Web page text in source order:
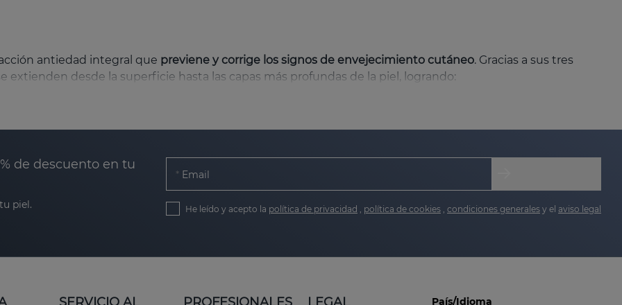
antiedad integral que previene y corrige los signos de envejecimiento cutáneo. Gracias a sus tres
extienden desde la superficie hasta las capas más profundas de la piel, logrando:
y elastina, dos componentes fundamentales para la firmeza y elasticidad de la piel.
el ácido hialurónico refuerza la hidratación natural, dejando la piel suave y flexible, con una sensación
de descuento en tu
piel.
Email
He leído y acepto la política de privacidad , política de cookies , condiciones generales y el aviso legal
País/Idioma